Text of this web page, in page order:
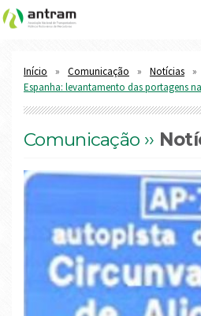
Início Comunicação
Notícias
Espanha: levantamento das portagens
Comunicação ››